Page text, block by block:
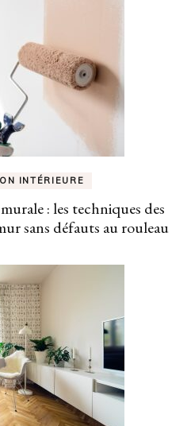
INTÉRIEURE
: les techniques des
sans défauts au rouleau